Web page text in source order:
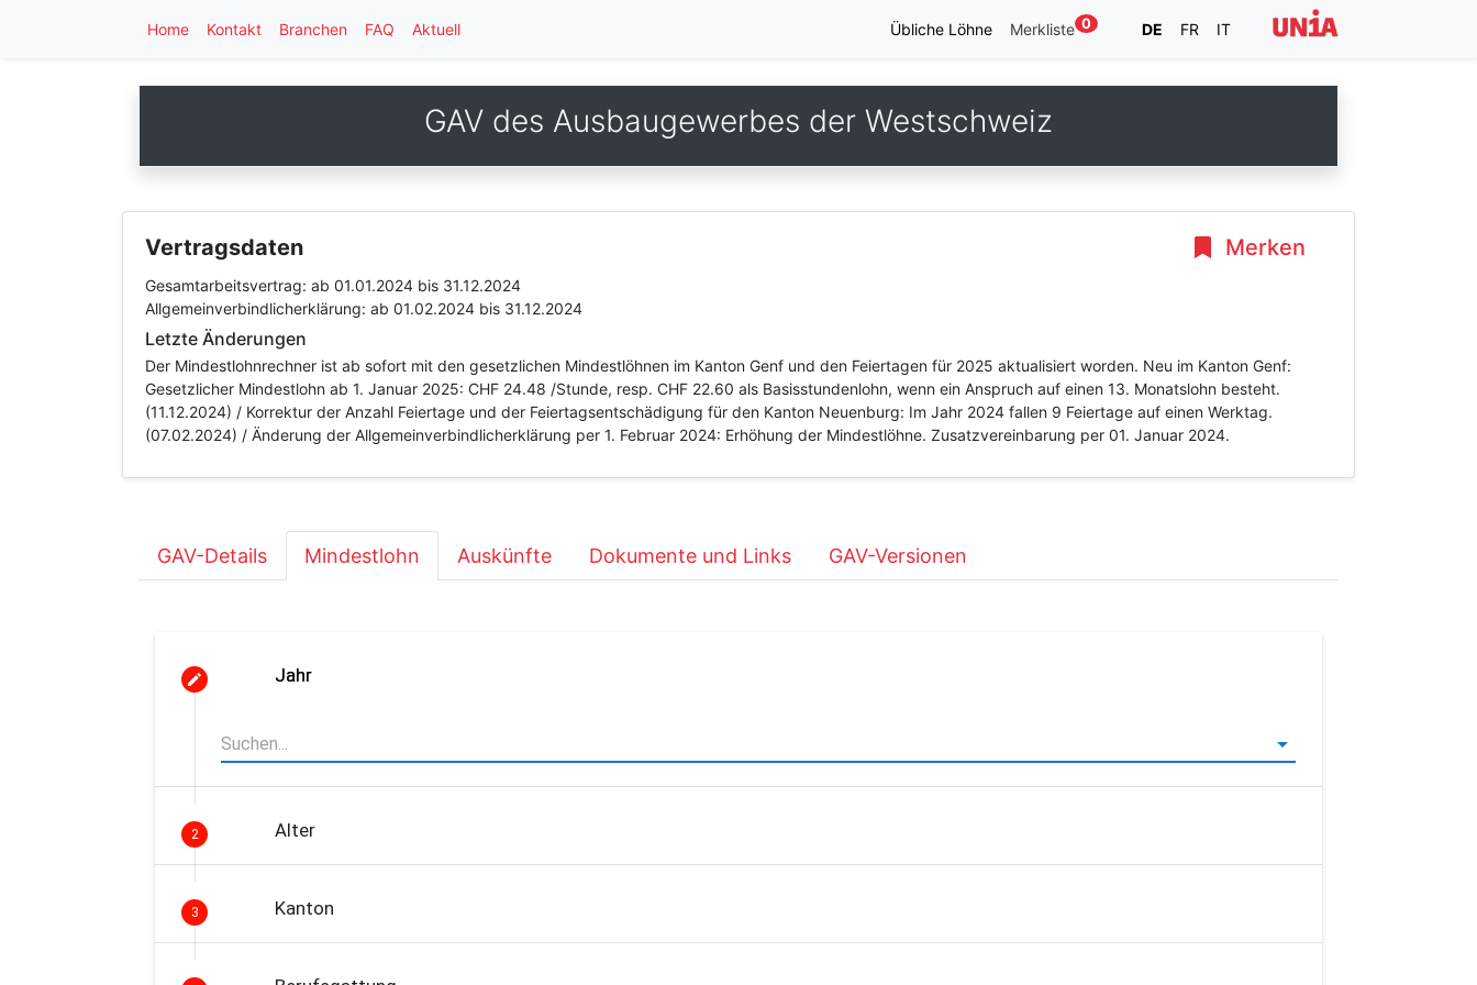
Home Kontakt Branchen FAQ Aktuell Übliche Löhne Merkliste 0 DE FR IT
GAV des Ausbaugewerbes der Westschweiz
Merken
Vertragsdaten
Gesamtarbeitsvertrag: ab 01.01.2024 bis 31.12.2024
Allgemeinverbindlicherklärung: ab 01.02.2024 bis 31.12.2024
Letzte Änderungen
Der Mindestlohnrechner ist ab sofort mit den gesetzlichen Mindestlöhnen im Kanton Genf und den Feiertagen für 2025 aktualisiert worden. Neu im Kanton Genf:
Gesetzlicher Mindestlohn ab 1. Januar 2025: CHF 24.48 /Stunde, resp. CHF 22.60 als Basisstundenlohn, wenn ein Anspruch auf einen 13. Monatslohn besteht.
(11.12.2024) / Korrektur der Anzahl Feiertage und der Feiertagsentschädigung für den Kanton Neuenburg: Im Jahr 2024 fallen 9 Feiertage auf einen Werktag.
(07.02.2024) / Änderung der Allgemeinverbindlicherklärung per 1. Februar 2024: Erhöhung der Mindestlöhne. Zusatzvereinbarung per 01. Januar 2024.
GAV-Details Mindestlohn Auskünfte Dokumente und Links GAV-Versionen
Jahr
2 Alter
3 Kanton